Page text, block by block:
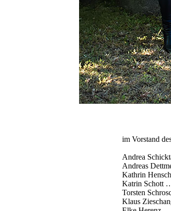
im Vorstand
Andrea
Andreas
Kathrin
Katrin Schott
Torsten
Klaus